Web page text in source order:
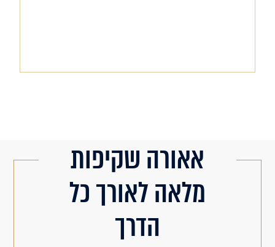
אאורה שקיפות
מלאה לאורך כל
הדרך